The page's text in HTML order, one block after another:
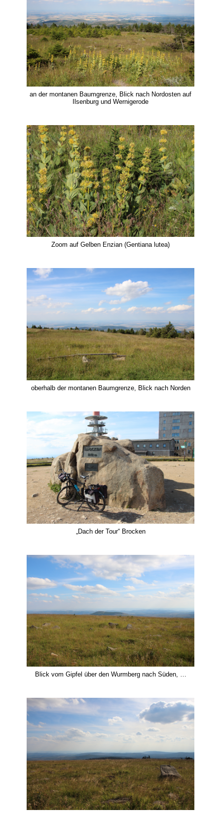
an der montanen Baumgrenze, Blick nach Nordosten auf
Ilsenburg und Wernigerode
Zoom auf Gelben Enzian (Gentiana lutea)
oberhalb der montanen Baumgrenze, Blick nach Norden
„Dach der Tour“ Brocken
Blick vom Gipfel über den Wurmberg nach Süden, …